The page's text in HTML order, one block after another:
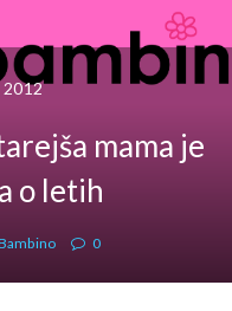
2012
mama je
o letih
0